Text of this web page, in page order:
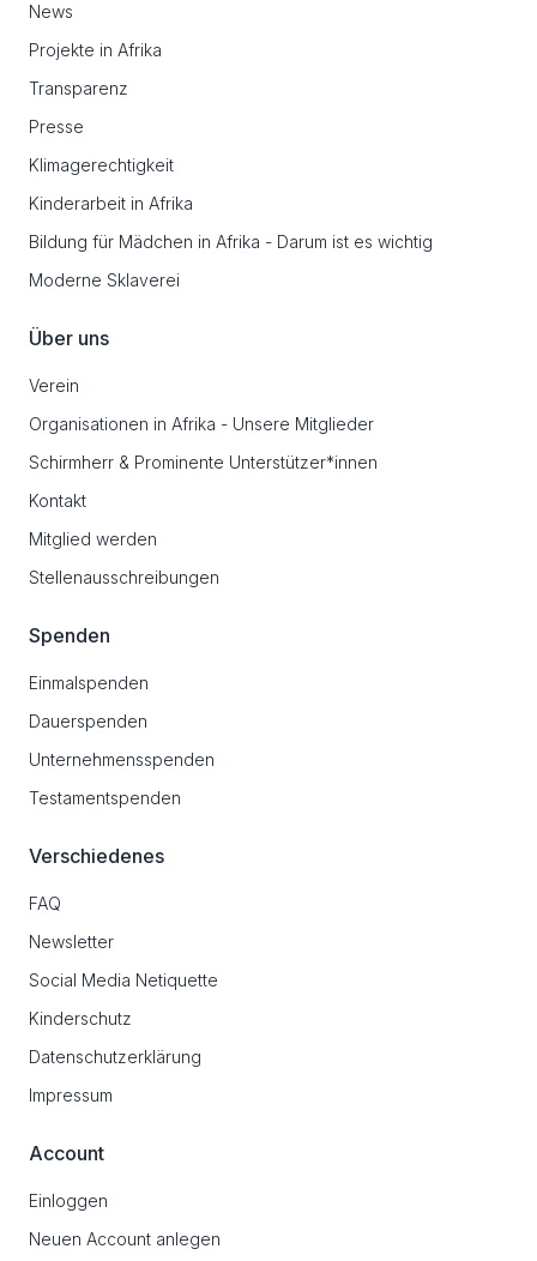
News
Projekte in Afrika
Transparenz
Presse
Klimagerechtigkeit
Kinderarbeit in Afrika
Bildung für Mädchen in Afrika - Darum ist es wichtig
Moderne Sklaverei
Über uns
Verein
Organisationen in Afrika - Unsere Mitglieder
Schirmherr & Prominente Unterstützer*innen
Kontakt
Mitglied werden
Stellenausschreibungen
Spenden
Einmalspenden
Dauerspenden
Unternehmensspenden
Testamentspenden
Verschiedenes
FAQ
Newsletter
Social Media Netiquette
Kinderschutz
Datenschutzerklärung
Impressum
Account
Einloggen
Neuen Account anlegen